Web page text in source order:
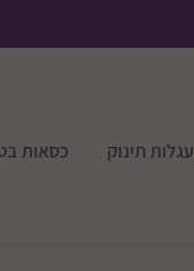
עגלות תינוק כסאות